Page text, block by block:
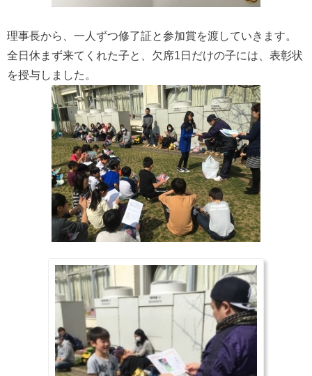
理事長から、一人ずつ修了証と参加賞を渡していきます。
全日休まず来てくれた子と、欠席1日だけの子には、表彰状
を授与しました。